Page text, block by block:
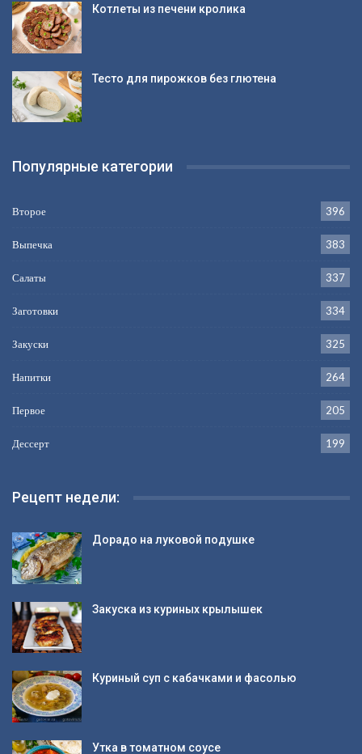
Котлеты из печени кролика
Тесто для пирожков без глютена
Популярные категории
Второе 396
Выпечка 383
Салаты 337
Заготовки 334
Закуски 325
Напитки 264
Первое 205
Дессерт 199
Рецепт недели:
Дорадо на луковой подушке
Закуска из куриных крылышек
Куриный суп с кабачками и фасолью
Утка в томатном соусе